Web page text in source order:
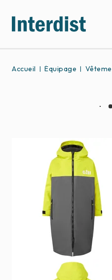
Accueil Équipage